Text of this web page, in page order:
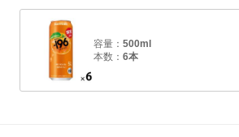
容量： 500ml
本数： 6本